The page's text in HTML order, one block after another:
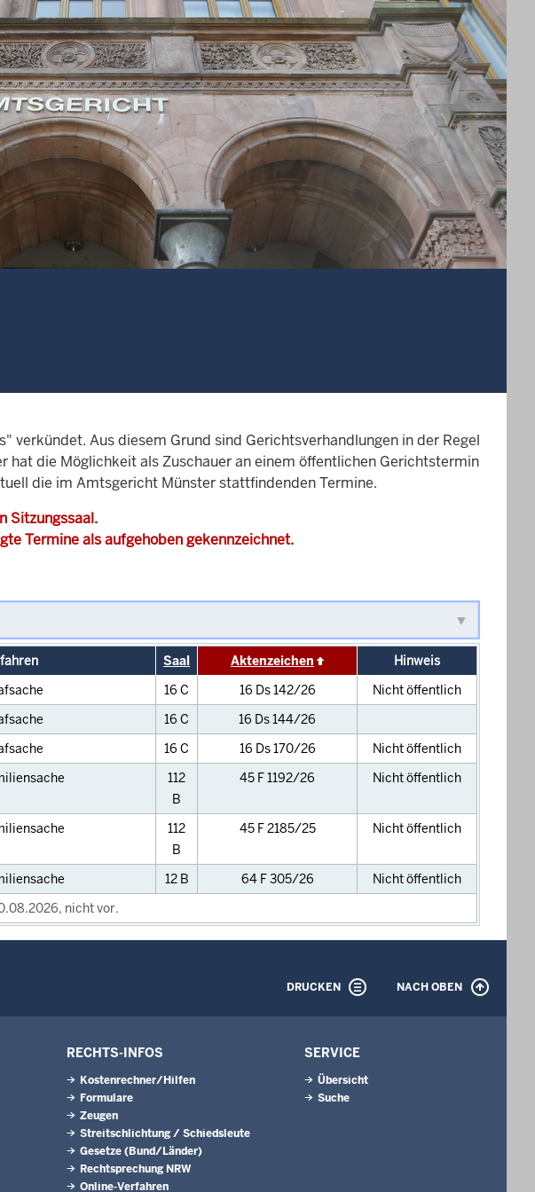
verkündet. Aus diesem Grund sind Gerichtsverhandlungen in der Regel
hat die Möglichkeit als Zuschauer an einem öffentlichen Gerichtstermin
die im Amtsgericht Münster stattfindenden Termine.
Sitzungssaal.
Termine als aufgehoben gekennzeichnet.
Saal Aktenzeichen
Hinweis
16 C 16 Ds 142/26
Nicht öffentlich
16 C
16 Ds 144/26
16 C 16 Ds 170/26
Nicht öffentlich
112
B
45 F 1192/26 Nicht öffentlich
112
B
45 F 2185/25 Nicht öffentlich
12 B 64 F 305/26
Nicht öffentlich
nicht vor.
DRUCKEN NACH OBEN
RECHTS-INFOS
Kostenrechner/Hilfen
Formulare
Zeugen
Streitschlichtung / Schiedsleute
Gesetze (Bund/Länder)
Rechtsprechung NRW
Online-Verfahren
SERVICE
Übersicht
Suche